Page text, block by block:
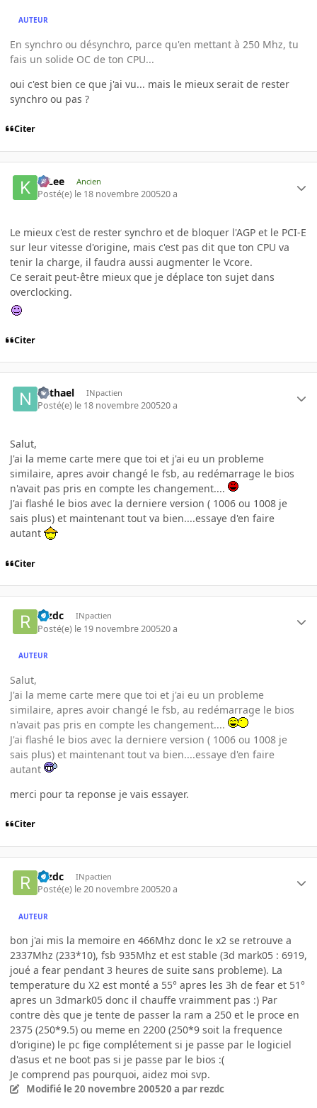
AUTEUR
En synchro ou désynchro, parce qu'en mettant à 250 Mhz, tu
fais un solide OC de ton CPU...
oui c'est bien ce que j'ai vu... mais le mieux serait de rester
synchro ou pas ?
Citer
K-Lee Ancien
Posté(e) le 18 novembre 200520 a
Le mieux c'est de rester synchro et de bloquer l'AGP et le PCI-E
sur leur vitesse d'origine, mais c'est pas dit que ton CPU va
tenir la charge, il faudra aussi augmenter le Vcore.
Ce serait peut-être mieux que je déplace ton sujet dans
overclocking.
Citer
nathael INpactien
Posté(e) le 18 novembre 200520 a
Salut,
J'ai la meme carte mere que toi et j'ai eu un probleme
similaire, apres avoir changé le fsb, au redémarrage le bios
n'avait pas pris en compte les changement....
J'ai flashé le bios avec la derniere version ( 1006 ou 1008 je
sais plus) et maintenant tout va bien....essaye d'en faire
autant
Citer
rezdc INpactien
Posté(e) le 19 novembre 200520 a
AUTEUR
Salut,
J'ai la meme carte mere que toi et j'ai eu un probleme
similaire, apres avoir changé le fsb, au redémarrage le bios
n'avait pas pris en compte les changement....
J'ai flashé le bios avec la derniere version ( 1006 ou 1008 je
sais plus) et maintenant tout va bien....essaye d'en faire
autant
merci pour ta reponse je vais essayer.
Citer
rezdc INpactien
Posté(e) le 20 novembre 200520 a
AUTEUR
bon j'ai mis la memoire en 466Mhz donc le x2 se retrouve a
2337Mhz (233*10), fsb 935Mhz et est stable (3d mark05 : 6919,
joué a fear pendant 3 heures de suite sans probleme). La
temperature du X2 est monté a 55° apres les 3h de fear et 51°
apres un 3dmark05 donc il chauffe vraimment pas :) Par
contre dès que je tente de passer la ram a 250 et le proce en
2375 (250*9.5) ou meme en 2200 (250*9 soit la frequence
d'origine) le pc fige complétement si je passe par le logiciel
d'asus et ne boot pas si je passe par le bios :(
Je comprend pas pourquoi, aidez moi svp.
Modifié le 20 novembre 200520 a par rezdc